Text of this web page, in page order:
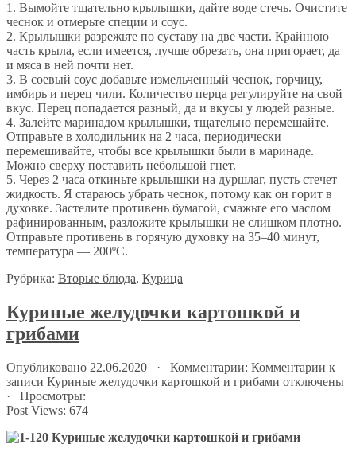
1. Вымойте тщательно крылышки, дайте воде стечь. Очистите
чеснок и отмерьте специи и соус.
2. Крылышки разрежьте по суставу на две части. Крайнюю
часть крыла, если имеется, лучше обрезать, она пригорает, да
и мяса в ней почти нет.
3. В соевый соус добавьте измельченный чеснок, горчицу,
имбирь и перец чили. Количество перца регулируйте на свой
вкус. Перец попадается разный, да и вкусы у людей разные.
4. Залейте маринадом крылышки, тщательно перемешайте.
Отправьте в холодильник на 2 часа, периодически
перемешивайте, чтобы все крылышки были в маринаде.
Можно сверху поставить небольшой гнет.
5. Через 2 часа откиньте крылышки на дуршлаг, пусть стечет
жидкость. Я стараюсь убрать чеснок, потому как он горит в
духовке. Застелите противень бумагой, смажьте его маслом
рафинированным, разложите крылышки не слишком плотно.
Отправьте противень в горячую духовку на 35–40 минут,
температура — 200ºC.
Рубрика: Вторые блюда, Курица
Куриные желудочки картошкой и
грибами
Опубликовано 22.06.2020 · Комментарии: Комментарии к
записи Куриные желудочки картошкой и грибами отключены
· Просмотры:
Post Views: 674